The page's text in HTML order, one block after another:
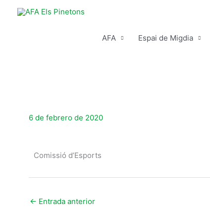
AFA
Espai de Migdia
6 de febrero de 2020
Comissió d’Esports
← Entrada anterior